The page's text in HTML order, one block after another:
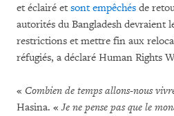
et éclairé et sont empêchés de
autorités du Bangladesh devraient
restrictions et mettre fin aux
réfugiés, a déclaré Human Rights
« Combien de temps allons-nous
Hasina. «Je ne pense pas que le